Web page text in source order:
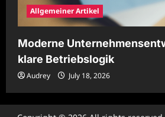
Allgemeiner Artikel
Moderne
klare Betriebslogik
Audrey July 18, 2026